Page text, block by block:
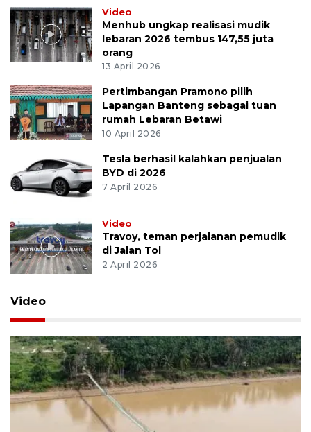
Video
Menhub ungkap realisasi mudik
lebaran 2026 tembus 147,55 juta
orang
13 April 2026
Pertimbangan Pramono pilih
Lapangan Banteng sebagai tuan
rumah Lebaran Betawi
10 April 2026
Tesla berhasil kalahkan penjualan
BYD di 2026
7 April 2026
Video
Travoy, teman perjalanan pemudik
di Jalan Tol
2 April 2026
Video